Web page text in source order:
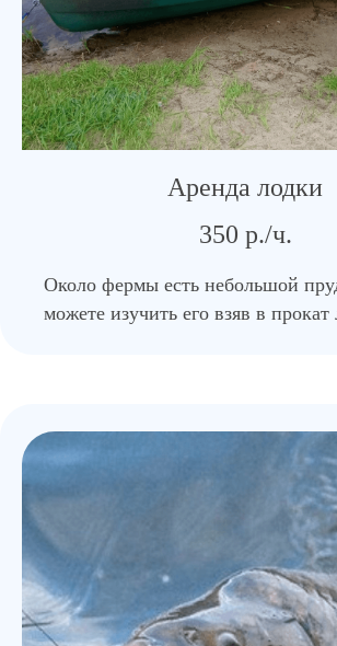
Аренда лодки
350 р./ч.
Около фермы есть небольшой
можете изучить его взяв в прокат